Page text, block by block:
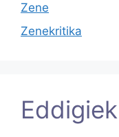
Zene
Zenekritika
Eddigiek